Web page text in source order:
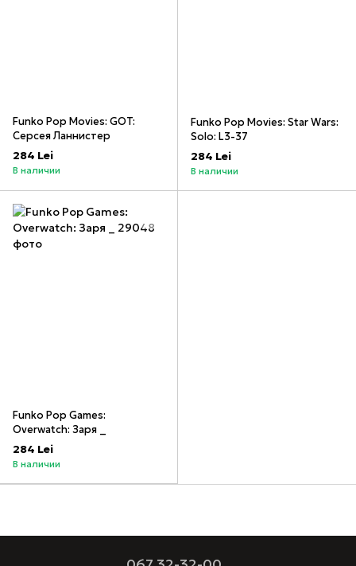
Funko Pop Movies: GOT:
Серсея Ланнистер
284 Lei
В наличии
Funko Pop Movies: Star Wars:
Solo: L3-37
284 Lei
В наличии
Funko Pop Games:
Overwatch: Заря _
284 Lei
В наличии